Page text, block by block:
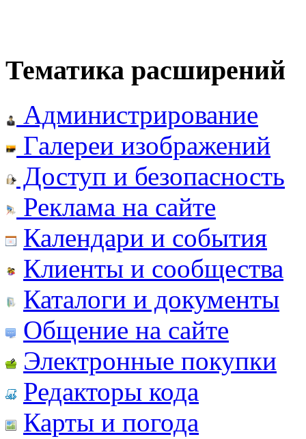
Тематика расширений
Администрирование
Галереи изображений
Доступ и безопасность
Реклама на сайте
Календари и события
Клиенты и сообщества
Каталоги и документы
Общение на сайте
Электронные покупки
Редакторы кода
Карты и погода